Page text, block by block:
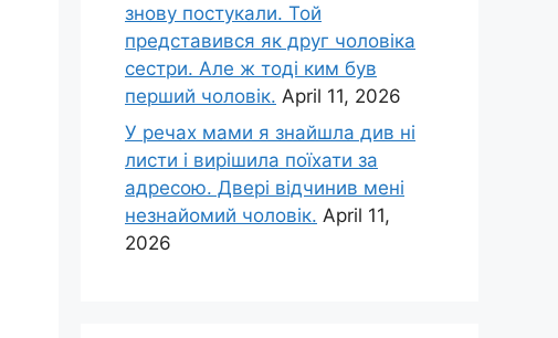
знову постукали. Той
представився як друг чоловіка
сестри. Але ж тоді ким був
перший чоловік. April 11, 2026
У речах мами я знайшла див ні
листи і вирішила поїхати за
адресою. Двері відчинив мені
незнайомий чоловік. April 11,
2026